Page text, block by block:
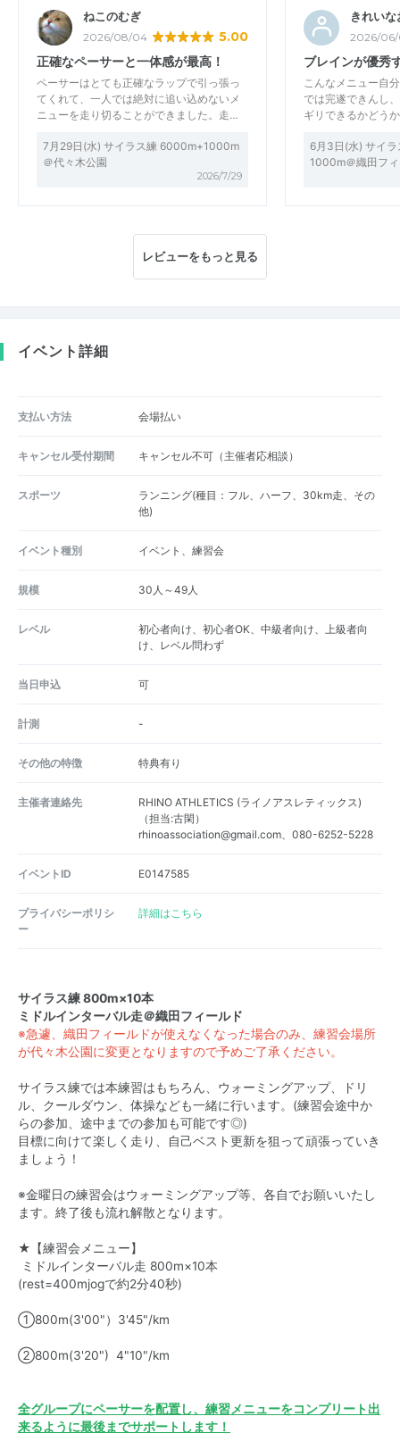
ねこのむぎ
2026/08/04 5.00
正確なペーサーと一体感が最高！
ペーサーはとても正確なラップで引っ張っ
てくれて、一人では絶対に追い込めないメ
ニューを走り切ることができました。走…
7月29日(水) サイラス練 6000m+1000m
＠代々木公園
2026/7/29
きれいな
2026/
ブレインが優秀
こんなメニュー自
では完遂できんし
ギリできるかどう
6月3日(水) サイ
1000m＠織田フ
レビューをもっと見る
イベント詳細
支払い方法 会場払い
キャンセル受付期間 キャンセル不可（主催者応相談）
スポーツ
ランニング(種目：フル、ハーフ、30km走、その
他)
イベント種別 イベント、練習会
規模 30人～49人
レベル
初心者向け、初心者OK、中級者向け、上級者向
け、レベル問わず
当日申込 可
計測 -
その他の特徴 特典有り
主催者連絡先
RHINO ATHLETICS (ライノアスレティックス)
（担当:古閑）
rhinoassociation@gmail.com、080-6252-5228
イベントID E0147585
プライバシーポリシ
ー
詳細はこちら
サイラス練 800m×10本
ミドルインターバル走＠織田フィールド
※急遽、織田フィールドが使えなくなった場合のみ、練習会場所
が代々木公園に変更となりますので予めご了承ください。
サイラス練では本練習はもちろん、ウォーミングアップ、ドリ
ル、クールダウン、体操なども一緒に行います。(練習会途中か
らの参加、途中までの参加も可能です◎)
目標に向けて楽しく走り、自己ベスト更新を狙って頑張っていき
ましょう！
※金曜日の練習会はウォーミングアップ等、各自でお願いいたし
ます。終了後も流れ解散となります。
★【練習会メニュー】
ミドルインターバル走 800m×10本
(rest=400mjogで約2分40秒)
①800m(3'00"）3'45"/km
②800m(3'20") 4"10"/km
全グループにペーサーを配置し、練習メニューをコンプリート出
来るように最後までサポートします！